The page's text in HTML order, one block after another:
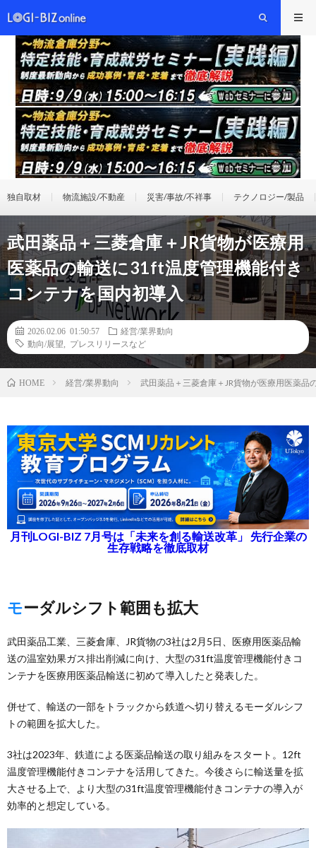
独自取材 物流施設/不動産 災害/事故/不祥事 テクノロジー/製品
武田薬品＋三菱倉庫＋JR貨物が医療用
医薬品の輸送に31ft温度管理機能付き
コンテナを国内初導入
2026.02.06 01:50:57
経営/業界動向
動向/展望
プレスリリースなど
HOME 経営/業界動向 武田薬品＋三菱倉庫＋JR貨物が医療用医薬
月刊LOGI-BIZ 7月号は「未来を創る輸送改革」 先行企業の
生存戦略を徹底取材
モーダルシフト範囲も拡大
武田薬品工業、三菱倉庫、JR貨物の3社は2月5日、医療用医薬品輸
送の温室効果ガス排出削減に向け、大型の31ft温度管理機能付きコ
ンテナを医療用医薬品輸送に初めて導入したと発表した。
併せて、輸送の一部をトラックから鉄道へ切り替えるモーダルシフ
トの範囲を拡大した。
3社は2023年、鉄道による医薬品輸送の取り組みをスタート。12ft
温度管理機能付きコンテナを活用してきた。今後さらに輸送量を拡
大させる上で、より大型の31ft温度管理機能付きコンテナの導入が
効率的と想定している。